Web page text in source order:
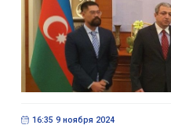
16:35 9 ноября 2024